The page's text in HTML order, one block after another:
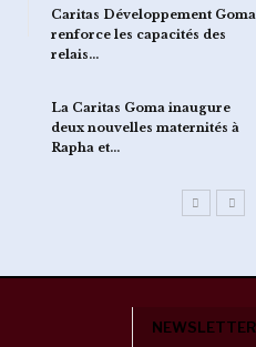
Caritas Développement Goma
renforce les capacités des
relais…
La Caritas Goma inaugure
deux nouvelles maternités à
Rapha et…
NEWSLETTER